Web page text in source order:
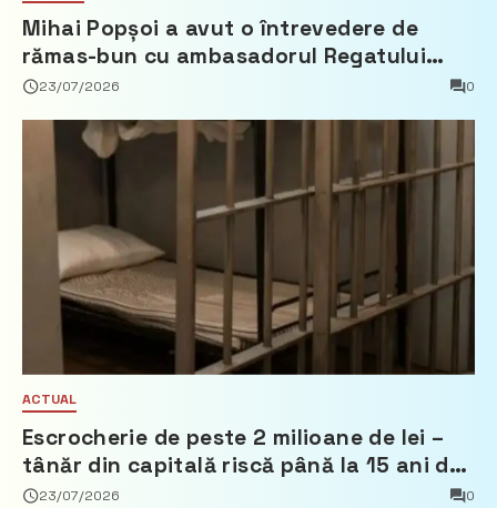
Mihai Popșoi a avut o întrevedere de
rămas-bun cu ambasadorul Regatului
Țărilor de Jos, Fred Duijn
23/07/2026 0
ACTUAL
Escrocherie de peste 2 milioane de lei –
tânăr din capitală riscă până la 15 ani de
închisoare
23/07/2026 0